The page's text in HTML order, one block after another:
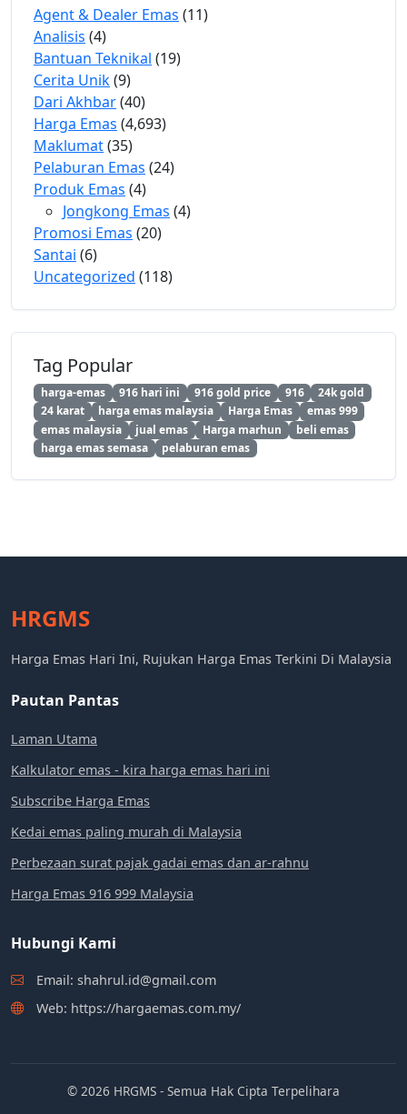
Agent & Dealer Emas (11)
Analisis (4)
Bantuan Teknikal (19)
Cerita Unik(9)
Dari Akhbar(40)
Harga Emas (4,693)
Maklumat(35)
Pelaburan Emas (24)
Produk Emas (4)
Jongkong Emas (4)
Promosi Emas (20)
Santai (6)
Uncategorized (118)
Tag Popular
harga-emas 916 hari ini 916 gold price 916
24k gold
24 karat
harga emas malaysia Harga Emas
emas 999
emas malaysia
jual emas Harga marhun
beli emas
harga emas semasa
pelaburan emas
HRGMS
Harga Emas Hari Ini, Rujukan Harga Emas Terkini Di Malaysia
Pautan Pantas
Laman Utama
Kalkulator emas - kira harga emas hari ini
Subscribe Harga Emas
Kedai emas paling murah di Malaysia
Perbezaan surat pajak gadai emas dan ar-rahnu
Harga Emas 916 999 Malaysia
Hubungi Kami
Email: shahrul.id@gmail.com
Web: https://hargaemas.com.my/
© 2026 HRGMS - Semua Hak Cipta Terpelihara